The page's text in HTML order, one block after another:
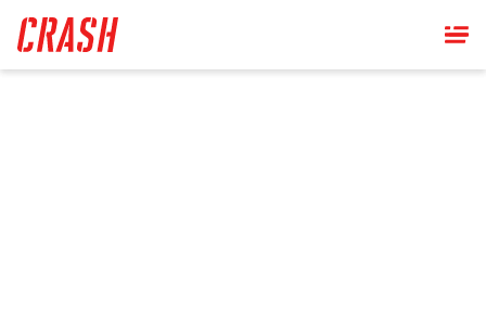
main
content